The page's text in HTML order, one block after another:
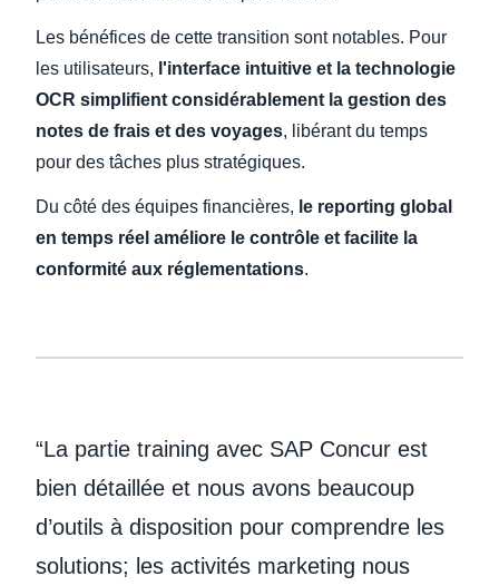
Les bénéfices de cette transition sont notables. Pour
les utilisateurs, l'interface intuitive et la technologie
OCR simplifient considérablement la gestion des
notes de frais et des voyages, libérant du temps
pour des tâches plus stratégiques.
Du côté des équipes financières, le reporting global
en temps réel améliore le contrôle et facilite la
conformité aux réglementations.
“La partie training avec SAP Concur est
bien détaillée et nous avons beaucoup
d’outils à disposition pour comprendre les
solutions; les activités marketing nous